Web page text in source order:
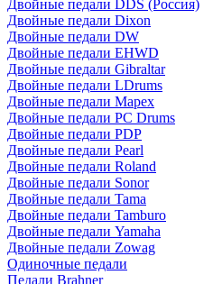
Двойные педали DDS (Россия)
Двойные педали Dixon
Двойные педали DW
Двойные педали EHWD
Двойные педали Gibraltar
Двойные педали LDrums
Двойные педали Mapex
Двойные педали PC Drums
Двойные педали PDP
Двойные педали Pearl
Двойные педали Roland
Двойные педали Sonor
Двойные педали Tama
Двойные педали Tamburo
Двойные педали Yamaha
Двойные педали Zowag
Одиночные педали
Педали Brahner